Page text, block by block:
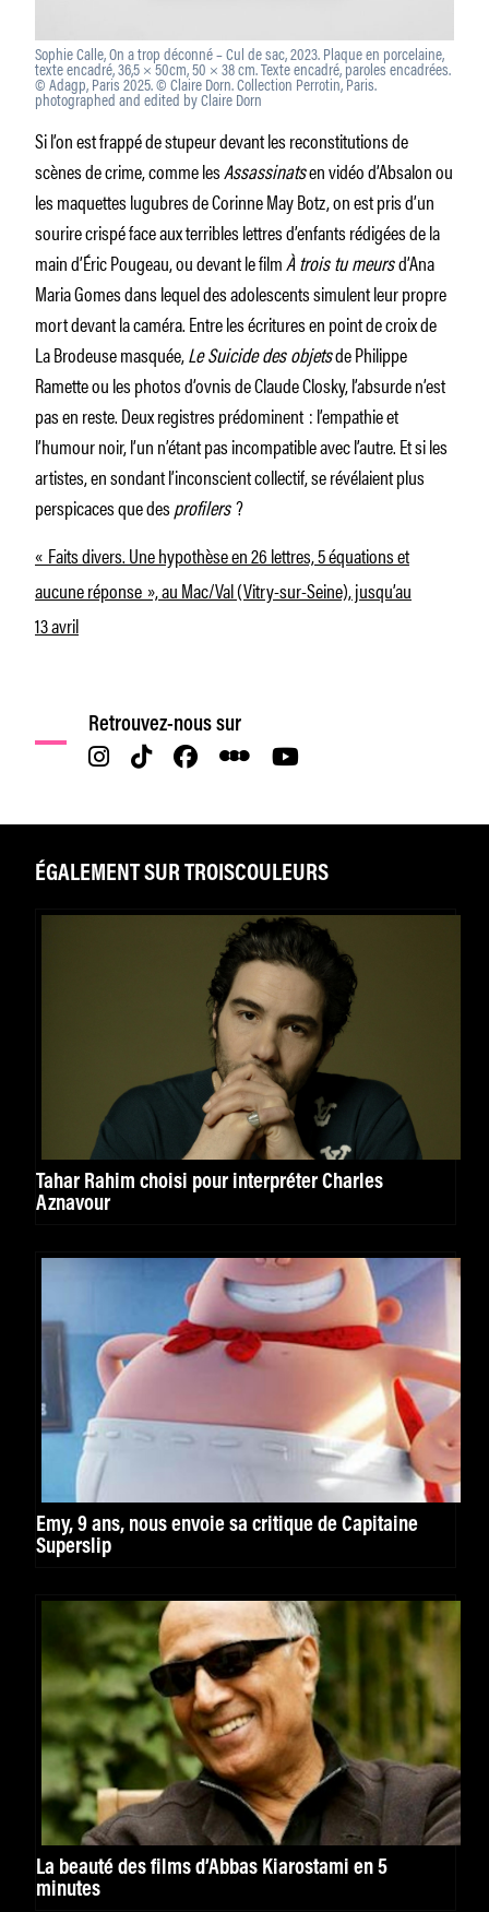
Sophie Calle, On a trop déconné – Cul de sac, 2023. Plaque en porcelaine,
texte encadré, 36,5 × 50cm, 50 × 38 cm. Texte encadré, paroles encadrées.
© Adagp, Paris 2025. © Claire Dorn. Collection Perrotin, Paris.
photographed and edited by Claire Dorn
Si l’on est frappé de stupeur devant les reconstitutions de
scènes de crime, comme lesAssassinatsen vidéo d’Absalon ou
les maquettes lugubres de Corinne May Botz, on est pris d’un
sourire crispé face aux terribles lettres d’enfants rédigées de la
main d’Éric Pougeau, ou devant le filmÀ trois tu meursd’Ana
Maria Gomes dans lequel des adolescents simulent leur propre
mort devant la caméra. Entre les écritures en point de croix de
La Brodeuse masquée,Le Suicide des objetsde Philippe
Ramette ou les photos d’ovnis de Claude Closky, l’absurde n’est
pas en reste. Deux registres prédominent : l’empathie et
l’humour noir, l’un n’étant pas incompatible avec l’autre. Et si les
artistes, en sondant l’inconscient collectif, se révélaient plus
perspicaces que desprofilers?
« Faits divers. Une hypothèse en 26 lettres, 5 équations et
aucune réponse », au Mac/Val (Vitry-sur-Seine), jusqu’au
13 avril
Retrouvez-nous sur
ÉGALEMENT SUR TROISCOULEURS
Tahar Rahim choisi pour interpréter Charles
Aznavour
Emy, 9 ans, nous envoie sa critique de Capitaine
Superslip
La beauté des films d’Abbas Kiarostami en 5
minutes